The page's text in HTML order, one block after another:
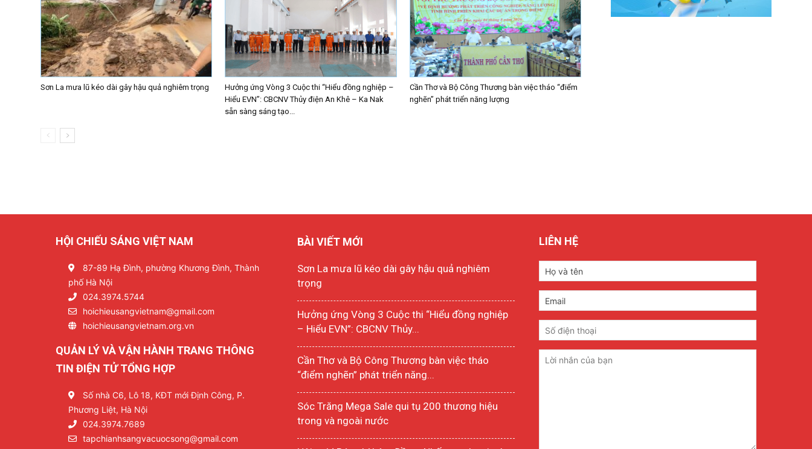
Sơn La mưa lũ kéo dài gây hậu quả nghiêm trọng
Hưởng ứng Vòng 3 Cuộc thi “Hiểu đồng nghiệp –
Hiểu EVN”: CBCNV Thủy điện An Khê – Ka Nak
sẵn sàng sáng tạo...
Cần Thơ và Bộ Công Thương bàn việc tháo “điểm
nghẽn” phát triển năng lượng
HỘI CHIẾU SÁNG VIỆT NAM
87-89 Hạ Đình, phường Khương Đình, Thành
phố Hà Nội
024.3974.5744
hoichieusangvietnam@gmail.com
hoichieusangvietnam.org.vn
QUẢN LÝ VÀ VẬN HÀNH TRANG THÔNG
TIN ĐIỆN TỬ TỔNG HỢP
Số nhà C6, Lô 18, KĐT mới Định Công, P.
Phương Liệt, Hà Nội
024.3974.7689
tapchianhsangvacuocsong@gmail.com
BÀI VIẾT MỚI
Sơn La mưa lũ kéo dài gây hậu quả nghiêm
trọng
Hưởng ứng Vòng 3 Cuộc thi “Hiểu đồng nghiệp
– Hiểu EVN”: CBCNV Thủy...
Cần Thơ và Bộ Công Thương bàn việc tháo
“điểm nghẽn” phát triển năng...
Sóc Trăng Mega Sale qui tụ 200 thương hiệu
trong và ngoài nước
LIÊN HỆ